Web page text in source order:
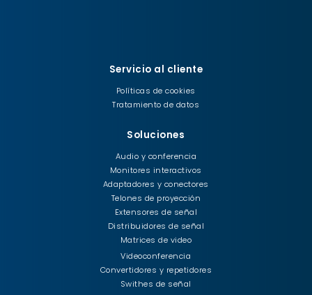
Servicio al cliente
Políticas de cookies
Tratamiento de datos
Soluciones
Audio y conferencia
Monitores interactivos
Adaptadores y conectores
Telones de proyección
Extensores de señal
Distribuidores de señal
Matrices de video
Videoconferencia
Convertidores y repetidores
Swithes de señal